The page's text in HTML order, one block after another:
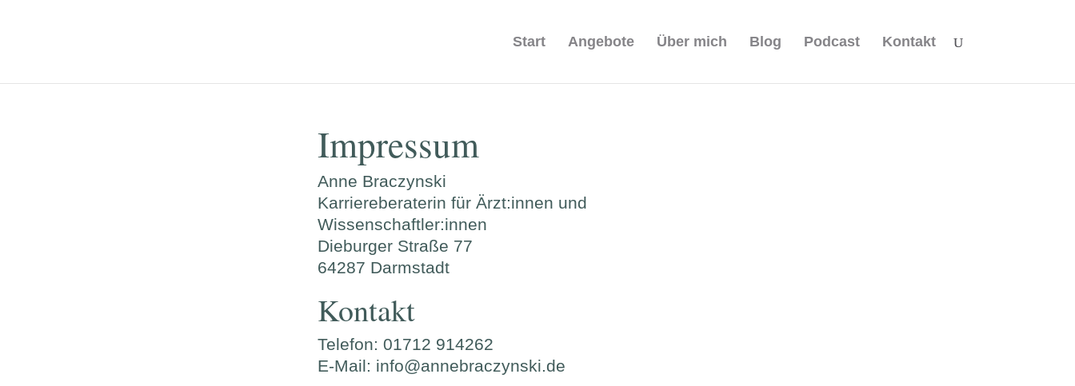
Start Angebote Über mich Blog Podcast Kontakt
Impressum
Anne Braczynski
Karriereberaterin für Ärzt:innen und
Wissenschaftler:innen
Dieburger Straße 77
64287 Darmstadt
Kontakt
Telefon: 01712 914262
E-Mail: info@annebraczynski.de